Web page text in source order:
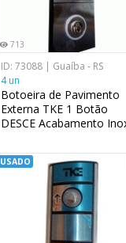
713
ID: 73088 | Guaíba - RS
4 un
Botoeira de Pavimento
Externa TKE 1 Botão
DESCE Acabamento
USADO